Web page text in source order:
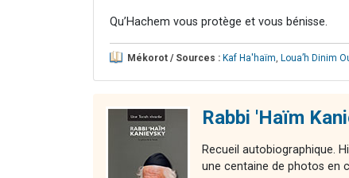
Qu’Hachem vous protège et vous bénisse.
Mékorot / Sources : Kaf Ha'haïm Loua’h Dinim
Rabbi 'Haïm
Recueil autobiographique.
une centaine de photos en